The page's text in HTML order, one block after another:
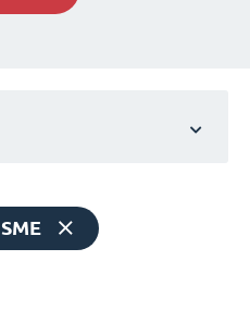
SME